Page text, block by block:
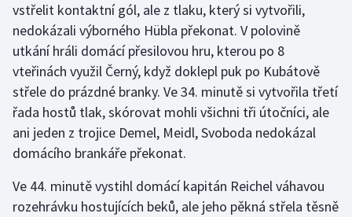
Moderní pětiboj
Motorsport
Olympijské hry
Parasport
Plavání
Plážový volejbal
vstřelit kontaktní gól, ale z tlaku, který si vytvořili,
nedokázali výborného Hübla překonat. V polovině
utkání hráli domácí přesilovou hru, kterou po 8
vteřinách využil Černý, když doklepl puk po Kubátově
střele do prázdné branky. Ve 34. minutě si vytvořila třetí
řada hostů tlak, skórovat mohli všichni tři útočníci, ale
ani jeden z trojice Demel, Meidl, Svoboda nedokázal
domácího brankáře překonat.
Ve 44. minutě vystihl domácí kapitán Reichel váhavou
rozehrávku hostujících beků, ale jeho pěkná střela těsně